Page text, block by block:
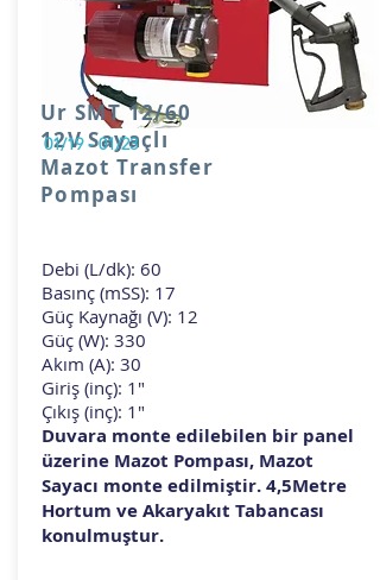
Ur SMT 12/60
12V Sayaçlı
Mazot Transfer
Pompası
01/19 - 01/23
Debi (L/dk): 60
Basınç (mSS): 17
Güç Kaynağı (V): 12
Güç (W): 330
Akım (A): 30
Giriş (inç): 1"
Çıkış (inç): 1"
Duvara monte edilebilen bir panel
üzerine Mazot Pompası, Mazot
Sayacı monte edilmiştir. 4,5Metre
Hortum ve Akaryakıt Tabancası
konulmuştur.